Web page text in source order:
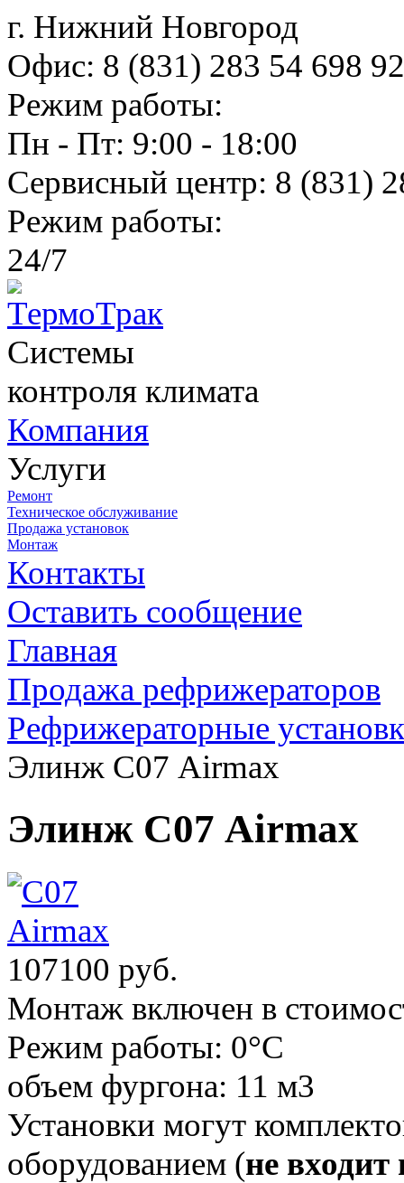
г. Нижний Новгород
Офис: 8 (831) 283 54 698
Режим работы:
Пн - Пт: 9:00 - 18:00
Сервисный центр: 8 (831)
Режим работы:
24/7
Системы
контроля климатa
Компания
Услуги
Ремонт
Техническое обслуживание
Продажа установок
Монтаж
Контакты
Оставить сообщение
Главная
Продажа рефрижераторов
Рефрижераторные
Элинж С07 Airmax
Элинж С07 Airmax
107100 руб.
Монтаж включен в
Режим работы: 0°С
объем фургона: 11 м3
Установки могут
оборудованием (не входит